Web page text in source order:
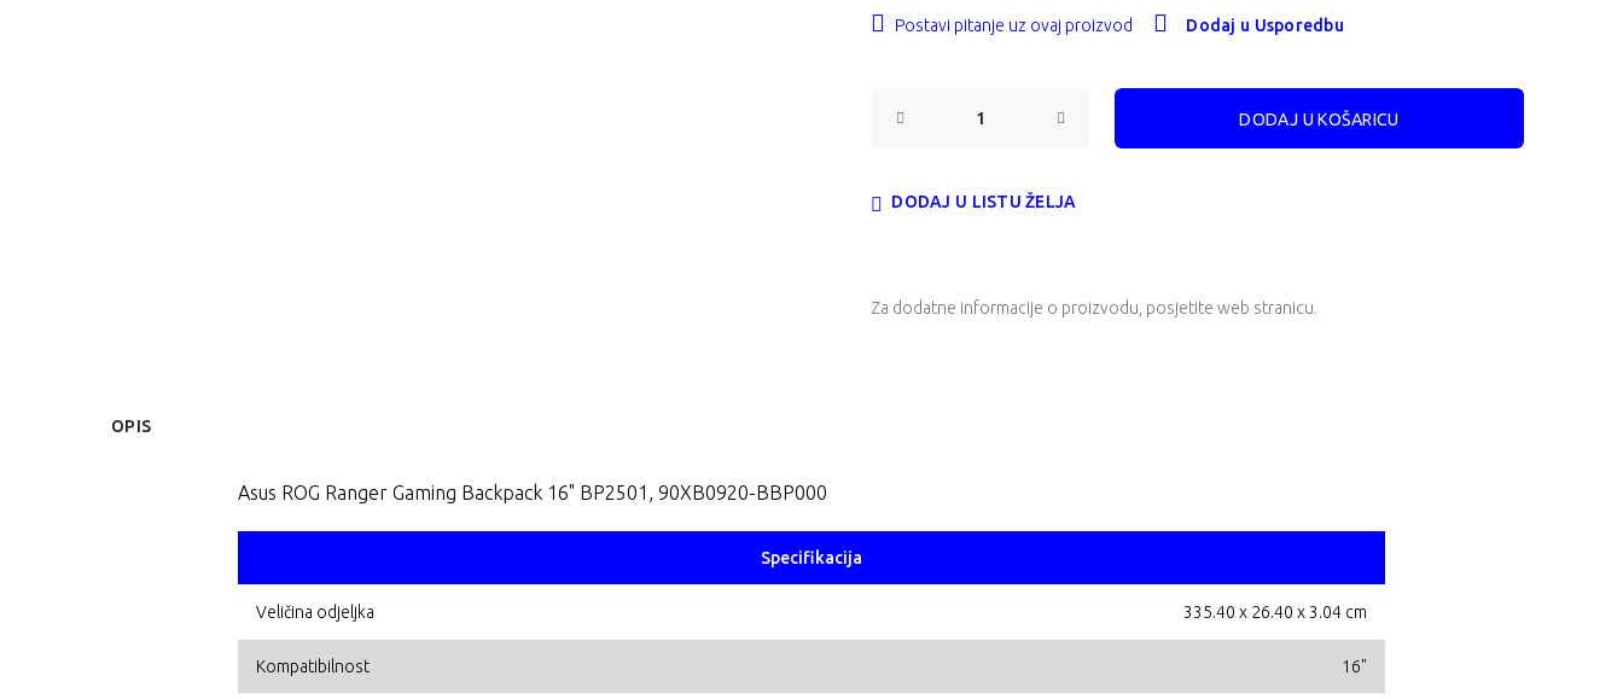
Postavi pitanje uz ovaj proizvod Dodaj u Usporedbu
DODAJ U LISTU ŽELJA
Za dodatne informacije o proizvodu, posjetite web stranicu.
OPIS
Asus ROG Ranger Gaming Backpack 16" BP2501, 90XB0920-BBP000
Specifikacija
Veličina odjeljka 335.40 x 26.40 x 3.04 cm
Kompatibilnost 16"